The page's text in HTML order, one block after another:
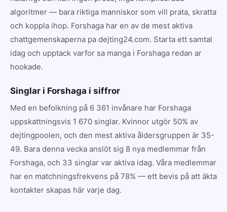
algoritmer — bara riktiga manniskor som vill prata, skratta
och koppla ihop. Forshaga har en av de mest aktiva
chattgemenskaperna pa dejting24.com. Starta ett samtal
idag och upptack varfor sa manga i Forshaga redan ar
hookade.
Singlar i Forshaga i siffror
Med en befolkning på 6 361 invånare har Forshaga
uppskattningsvis 1 670 singlar. Kvinnor utgör 50% av
dejtingpoolen, och den mest aktiva åldersgruppen är 35-
49. Bara denna vecka anslöt sig 8 nya medlemmar från
Forshaga, och 33 singlar var aktiva idag. Våra medlemmar
har en matchningsfrekvens på 78% — ett bevis på att äkta
kontakter skapas här varje dag.